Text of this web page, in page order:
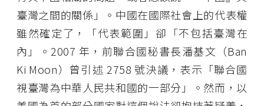
臺灣之間的關係」。中國在國際社會上的代表權
雖然確定了，「代表範圍」卻「不包括臺灣在
內」。2007 年，前聯合國秘書長潘基文（Ban
Ki Moon）曾引述 2758 號決議，表示「聯合國
視臺灣為中華人民共和國的一部分」。然而，以